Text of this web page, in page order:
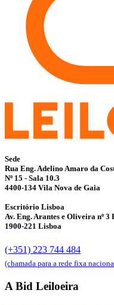
Sede
Rua Eng. Adelino Amaro da
Nº 15 - Sala 10.3
4400-134 Vila Nova de Gaia
Escritório Lisboa
Av. Eng. Arantes e Oliveira nº 3
1900-221 Lisboa
(+351) 223 744 484
(chamada para a rede fixa
A Bid Leiloeira